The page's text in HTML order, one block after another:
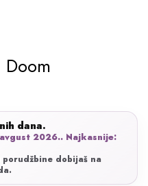
Doom
dana.
2026.. Najkasnije:
dobijaš na